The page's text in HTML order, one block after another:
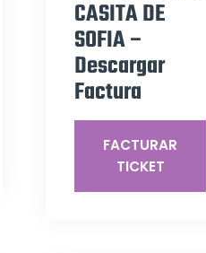
CASITA DE
SOFIA –
Descargar
Factura
FACTURAR
TICKET